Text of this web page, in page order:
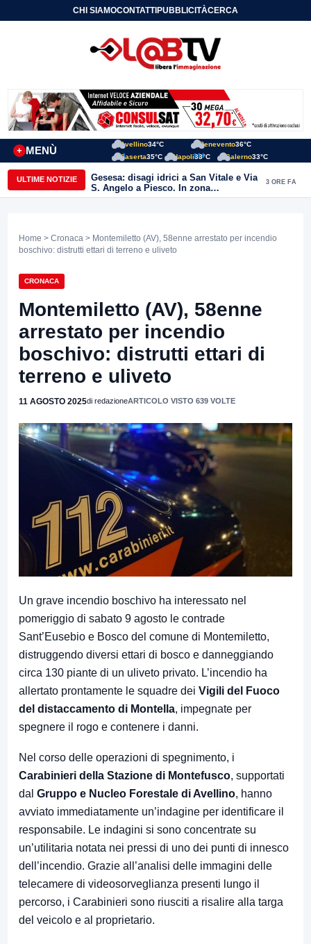
CHI SIAMOCONTATTIPUBBLICITÀCERCA
MENÙ
+
Avellino34°C Benevento36°C
Caserta35°C Napoli33°C Salerno33°C
ULTIME NOTIZIE
Gesesa: disagi idrici a San Vitale e Via
S. Angelo a Piesco. In zona
posizionata l’autobotte
3 ORE FA
Home > Cronaca > Montemiletto (AV), 58enne arrestato per incendio
boschivo: distrutti ettari di terreno e uliveto
CRONACA
Montemiletto (AV), 58enne
arrestato per incendio
boschivo: distrutti ettari di
terreno e uliveto
11 AGOSTO 2025di redazioneARTICOLO VISTO 639 VOLTE
Un grave incendio boschivo ha interessato nel
pomeriggio di sabato 9 agosto le contrade
Sant’Eusebio e Bosco del comune di Montemiletto,
distruggendo diversi ettari di bosco e danneggiando
circa 130 piante di un uliveto privato. L’incendio ha
allertato prontamente le squadre dei Vigili del Fuoco
del distaccamento di Montella, impegnate per
spegnere il rogo e contenere i danni.
Nel corso delle operazioni di spegnimento, i
Carabinieri della Stazione di Montefusco, supportati
dal Gruppo e Nucleo Forestale di Avellino, hanno
avviato immediatamente un’indagine per identificare il
responsabile. Le indagini si sono concentrate su
un’utilitaria notata nei pressi di uno dei punti di innesco
dell’incendio. Grazie all’analisi delle immagini delle
telecamere di videosorveglianza presenti lungo il
percorso, i Carabinieri sono riusciti a risalire alla targa
del veicolo e al proprietario.